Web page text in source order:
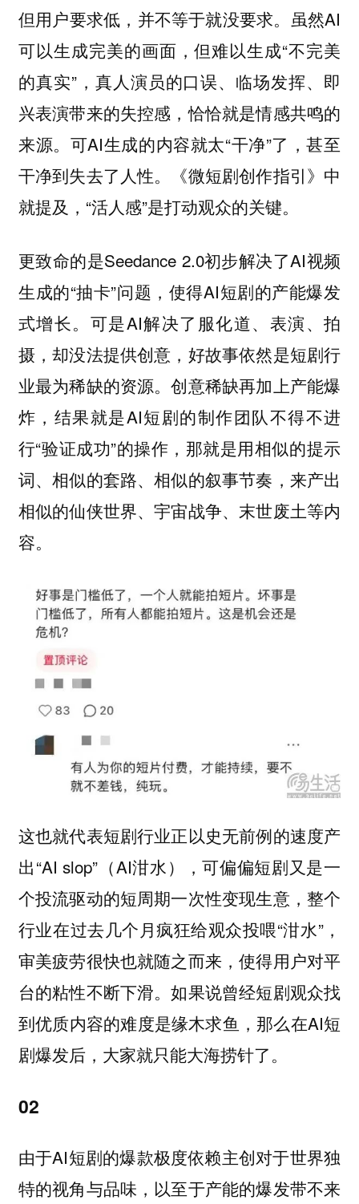
但用户要求低，并不等于就没要求。虽然AI
可以生成完美的画面，但难以生成“不完美
的真实”，真人演员的口误、临场发挥、即
兴表演带来的失控感，恰恰就是情感共鸣的
来源。可AI生成的内容就太“干净”了，甚至
干净到失去了人性。《微短剧创作指引》中
就提及，“活人感”是打动观众的关键。
更致命的是Seedance 2.0初步解决了AI视频
生成的“抽卡”问题，使得AI短剧的产能爆发
式增长。可是AI解决了服化道、表演、拍
摄，却没法提供创意，好故事依然是短剧行
业最为稀缺的资源。创意稀缺再加上产能爆
炸，结果就是AI短剧的制作团队不得不进
行“验证成功”的操作，那就是用相似的提示
词、相似的套路、相似的叙事节奏，来产出
相似的仙侠世界、宇宙战争、末世废土等内
容。
这也就代表短剧行业正以史无前例的速度产
出“AI slop”（AI泔水），可偏偏短剧又是一
个投流驱动的短周期一次性变现生意，整个
行业在过去几个月疯狂给观众投喂“泔水”，
审美疲劳很快也就随之而来，使得用户对平
台的粘性不断下滑。如果说曾经短剧观众找
到优质内容的难度是缘木求鱼，那么在AI短
剧爆发后，大家就只能大海捞针了。
02
由于AI短剧的爆款极度依赖主创对于世界独
特的视角与品味，以至于产能的爆发带不来